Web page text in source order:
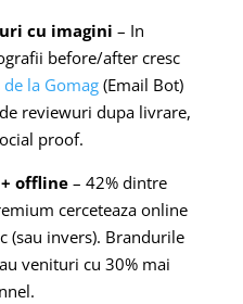
cu imagini – In
before/after cresc
de la Gomag(Email Bot)
reviewuri dupa livrare,
proof.
offline– 42% dintre
cerceteaza online
(sau invers). Brandurile
venituri cu 30% mai